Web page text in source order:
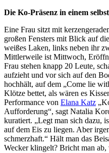
Die Ko-Präsenz in einem selbst
Eine Frau sitzt mit
großen Fensters mit Blick auf
weißes Laken, links neben ihr
Mittlerweile ist Mittwoch,
Frau stehen knapp 20 Leute,
aufzieht und vor sich auf den
hochhält, auf dem „Come lie
Klötze bettet, als wären es
Performance von Elana Katz
Aufforderung“, sagt Natalia
kuratiert. „Legt man sich dazu,
auf dem Eis zu liegen. Aber
schmerzhaft.“ Hält man das
Wecker klingelt? Bricht man